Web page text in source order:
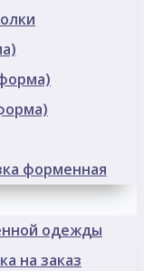
форменная
одежды
на заказ